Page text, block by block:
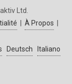
Ltd.
| À Propos |
Deutsch
Italiano